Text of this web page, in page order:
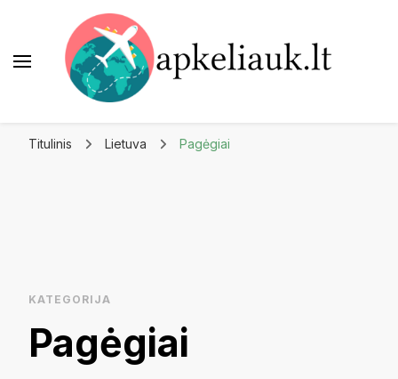
Titulinis Lietuva Pagėgiai
KATEGORIJA
Pagėgiai